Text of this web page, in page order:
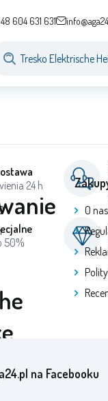
604 631 631
24 h
50%
O nas
na Facebooku